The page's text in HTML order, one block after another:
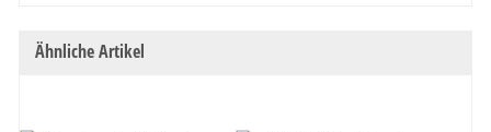
Ähnliche Artikel